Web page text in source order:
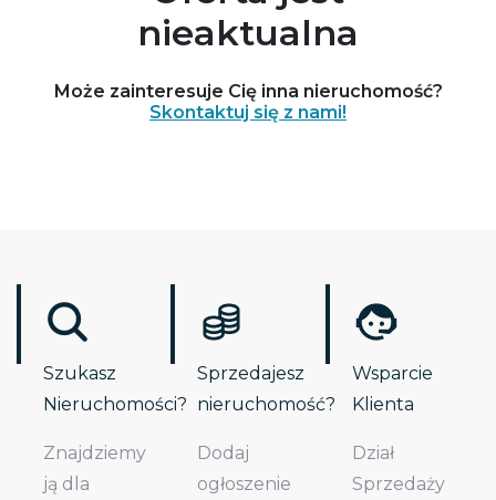
nieaktualna
Może zainteresuje Cię inna nieruchomość?
Skontaktuj się z nami!
Szukasz
Nieruchomości?
Znajdziemy
ją dla
Sprzedajesz
nieruchomość?
Dodaj
ogłoszenie
Wsparcie
Klienta
Dział
Sprzedaży